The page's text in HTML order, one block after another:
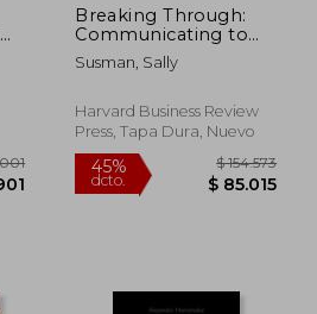
Breaking Through:
Communicating to
Open Minds, Move
Hearts, and Change
Susman, Sally
Harvard Business Review
Press, Tapa Dura, Nuevo